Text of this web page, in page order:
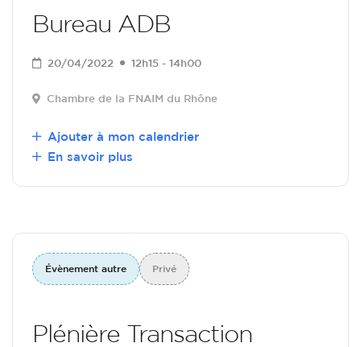
Bureau ADB
20/04/2022 12h15 - 14h00
Chambre de la FNAIM du Rhône
Ajouter à mon calendrier
En savoir plus
Évènement autre Privé
Plénière Transaction